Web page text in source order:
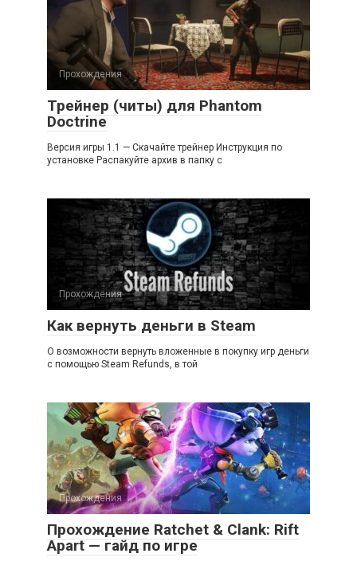
Прохождения
Трейнер (читы) для Phantom
Doctrine
Версия игры 1.1 — Скачайте трейнер Инструкция по
установке Распакуйте архив в папку с
Прохождения
Как вернуть деньги в Steam
О возможности вернуть вложенные в покупку игр деньги
с помощью Steam Refunds, в той
Прохождения
Прохождение Ratchet & Clank: Rift
Apart — гайд по игре